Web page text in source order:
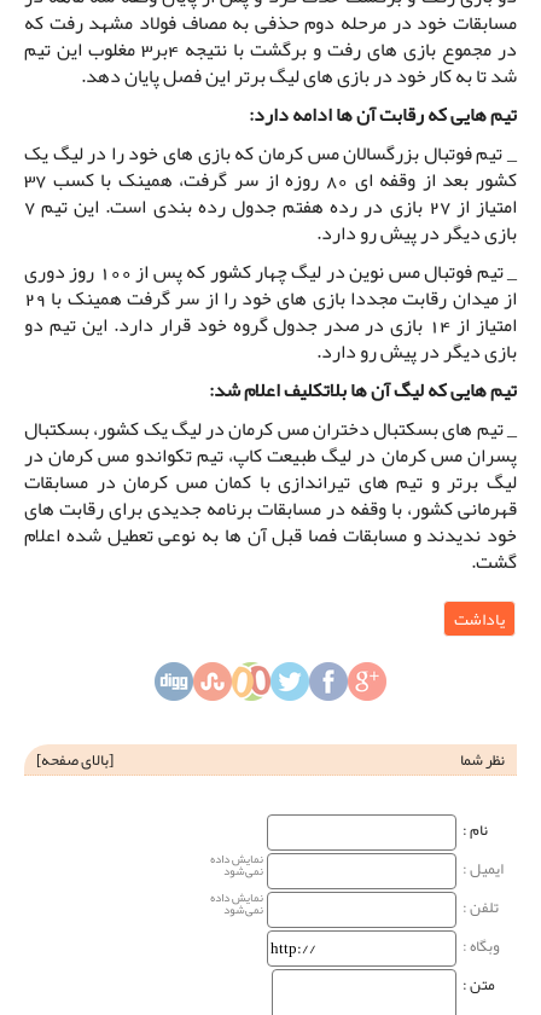
مسابقات خود در مرحله دوم حذفی به مصاف فولاد مشهد رفت که
در مجموع بازی های رفت و برگشت با نتیجه 4بر3 مغلوب این تیم
شد تا به کار خود در بازی های لیگ برتر این فصل پایان دهد.
تیم هایی که رقابت آن ها ادامه دارد:
_ تیم فوتبال بزرگسالان مس کرمان که بازی های خود را در لیگ یک
کشور بعد از وقفه ای 80 روزه از سر گرفت، همینک با کسب 37
امتیاز از 27 بازی در رده هفتم جدول رده بندی است. این تیم 7
بازی دیگر در پیش رو دارد.
_ تیم فوتبال مس نوین در لیگ چهار کشور که پس از 100 روز دوری
از میدان رقابت مجددا بازی های خود را از سر گرفت همینک با 29
امتیاز از 14 بازی در صدر جدول گروه خود قرار دارد. این تیم دو
بازی دیگر در پیش رو دارد.
تیم هایی که لیگ آن ها بلاتکلیف اعلام شد:
_ تیم های بسکتبال دختران مس کرمان در لیگ یک کشور، بسکتبال
پسران مس کرمان در لیگ طبیعت کاپ، تیم تکواندو مس کرمان در
لیگ برتر و تیم های تیراندازی با کمان مس کرمان در مسابقات
قهرمانی کشور، با وقفه در مسابقات برنامه جدیدی برای رقابت های
خود ندیدند و مسابقات فصا قبل آن ها به نوعی تعطیل شده اعلام
گشت.
یاداشت
نظر شما [بالای صفحه]
نام‌ :
ایمیل :
نمایش داده
نمی‌شود
تلفن : نمایش داده
نمی‌شود
وبگاه‌ :
متن :